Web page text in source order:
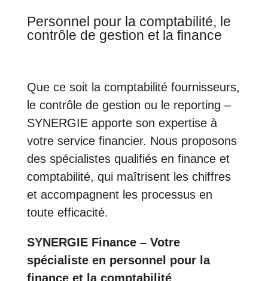
Personnel pour la comptabilité, le
contrôle de gestion et la finance
Que ce soit la comptabilité fournisseurs,
le contrôle de gestion ou le reporting –
SYNERGIE apporte son expertise à
votre service financier. Nous proposons
des spécialistes qualifiés en finance et
comptabilité, qui maîtrisent les chiffres
et accompagnent les processus en
toute efficacité.
SYNERGIE Finance – Votre
spécialiste en personnel pour la
finance et la comptabilité